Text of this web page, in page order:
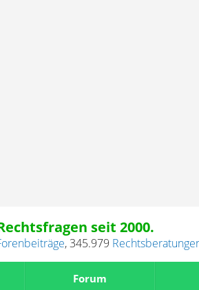
seit 2000.
,345.979
Forum